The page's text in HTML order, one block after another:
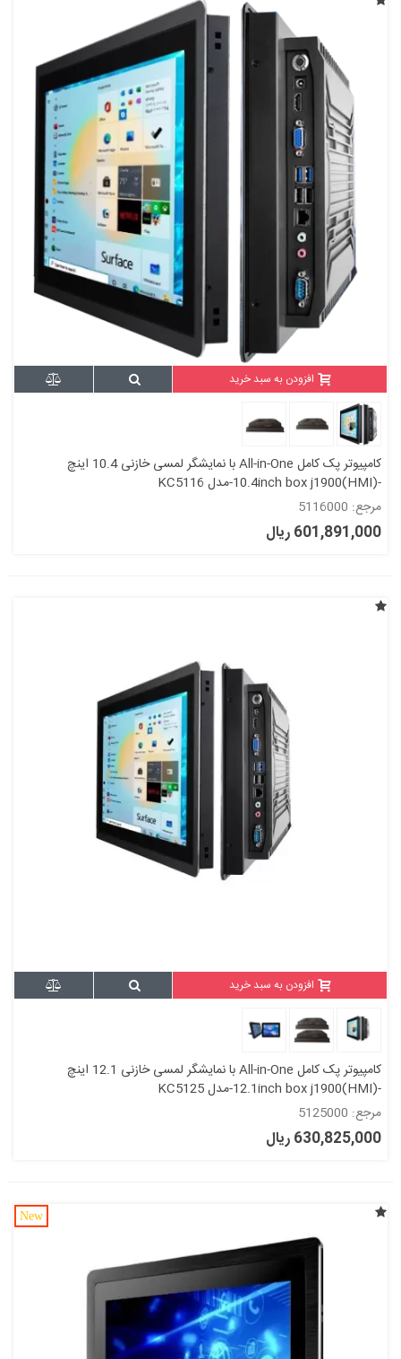
افزودن به سبد خرید
کامپیوتر پک کامل All-in-One با نمایشگر لمسی خازنی 10.4 اینچ
-10.4inch box j1900(HMI)-مدل KC5116
مرجع: 5116000
601,891,000 ریال
افزودن به سبد خرید
کامپیوتر پک کامل All-in-One با نمایشگر لمسی خازنی 12.1 اینچ
-12.1inch box j1900(HMI)-مدل KC5125
مرجع: 5125000
630,825,000 ریال
New